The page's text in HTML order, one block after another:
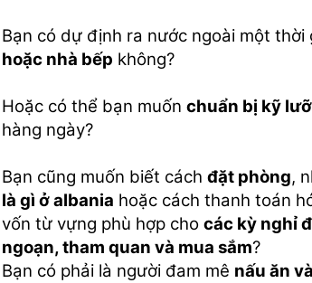
Bạn có dự định ra nước ngoài một thời
hoặc nhà bếp không?
Hoặc có thể bạn muốn chuẩn bị kỹ
hàng ngày?
Bạn cũng muốn biết cách đặt phòng,
là gì ở albania hoặc cách thanh toán
vốn từ vựng phù hợp cho các kỳ nghỉ
ngoạn, tham quan và mua sắm?
Bạn có phải là người đam mê nấu ăn